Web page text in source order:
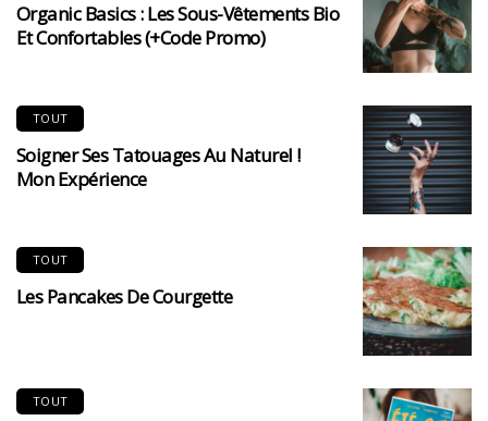
Organic Basics : Les Sous-Vêtements Bio
Et Confortables (+code Promo)
TOUT
Soigner Ses Tatouages Au Naturel !
Mon Expérience
TOUT
Les Pancakes De Courgette
TOUT